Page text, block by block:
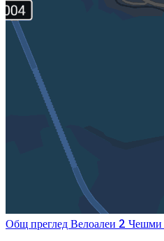
Общ преглед Велоалеи 2 Чешми